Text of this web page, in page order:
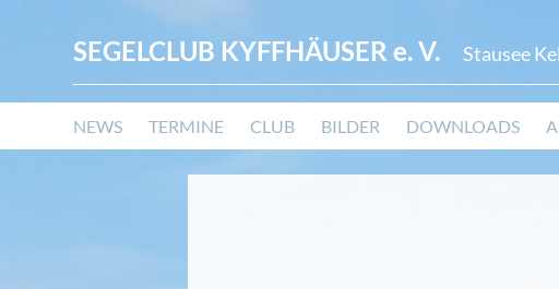
SEGELCLUB KYFFHÄUSERe. V. Stausee
Navigation
überspringen
NEWS TERMINE CLUB BILDER DOWNLOADS